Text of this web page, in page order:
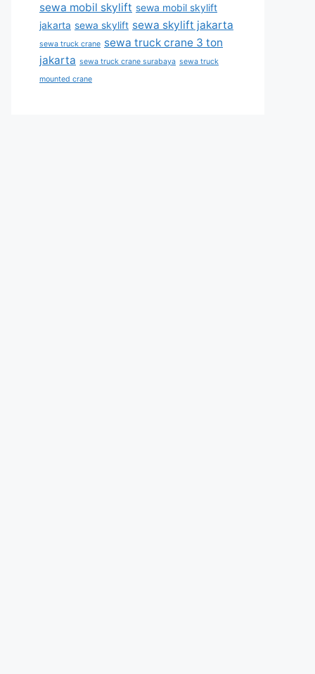
sewa mobil skylift sewa mobil skylift
jakarta sewa skylift sewa skylift jakarta
sewa truck crane sewa truck crane 3 ton
jakarta sewa truck crane surabaya sewa truck
mounted crane